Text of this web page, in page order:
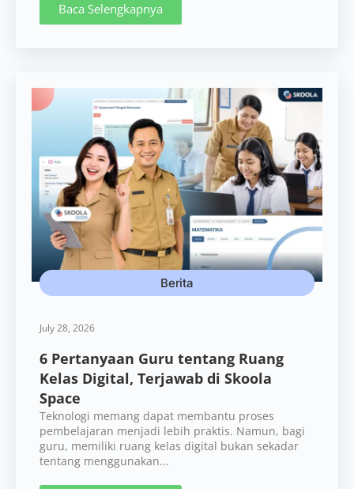
Baca Selengkapnya
Berita
July 28, 2026
6 Pertanyaan Guru tentang Ruang
Kelas Digital, Terjawab di Skoola
Space
Teknologi memang dapat membantu proses
pembelajaran menjadi lebih praktis. Namun, bagi
guru, memiliki ruang kelas digital bukan sekadar
tentang menggunakan...